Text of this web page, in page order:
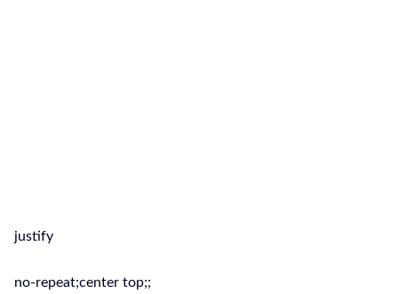
justify
no-repeat;center top;;